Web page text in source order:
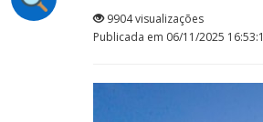
9904 visualizações
Publicada em 06/11/2025